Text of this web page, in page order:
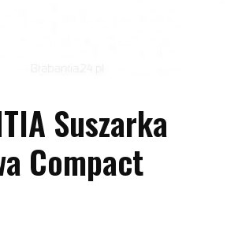
Suszarka
Compact